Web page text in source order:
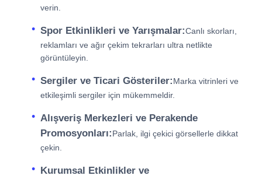
verin.
Spor Etkinlikleri ve Yarışmalar:Canlı skorları,
reklamları ve ağır çekim tekrarları ultra netlikte
görüntüleyin.
Sergiler ve Ticari Gösteriler:Marka vitrinleri ve
etkileşimli sergiler için mükemmeldir.
Alışveriş Merkezleri ve Perakende
Promosyonları:Parlak, ilgi çekici görsellerle dikkat
çekin.
Kurumsal Etkinlikler ve